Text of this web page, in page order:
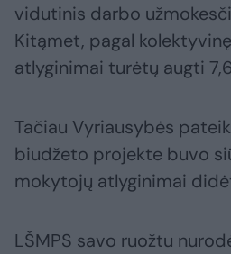
vidutinis darbo
Kitąmet, pagal
atlyginimai turėtų augti
Tačiau Vyriausybės
biudžeto projekte buvo
mokytojų atlyginimai
LŠMPS savo ruožtu